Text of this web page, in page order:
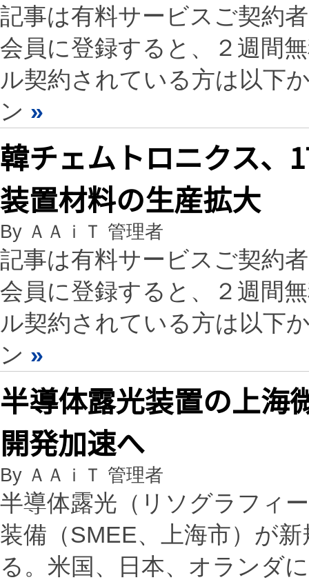
記事は有料サービスご契約
会員に登録すると、２週間
ル契約されている方は以下
ン »
韓チェムトロニクス、
装置材料の生産拡大
By ＡＡｉＴ 管理者
記事は有料サービスご契約
会員に登録すると、２週間
ル契約されている方は以下
ン »
半導体露光装置の上海
開発加速へ
By ＡＡｉＴ 管理者
半導体露光（リソグラフィ
装備（SMEE、上海市）が
る。米国、日本、オランダ